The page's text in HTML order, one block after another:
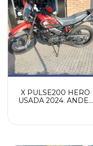
X PULSE200 HERO
USADA 2024. ANDES